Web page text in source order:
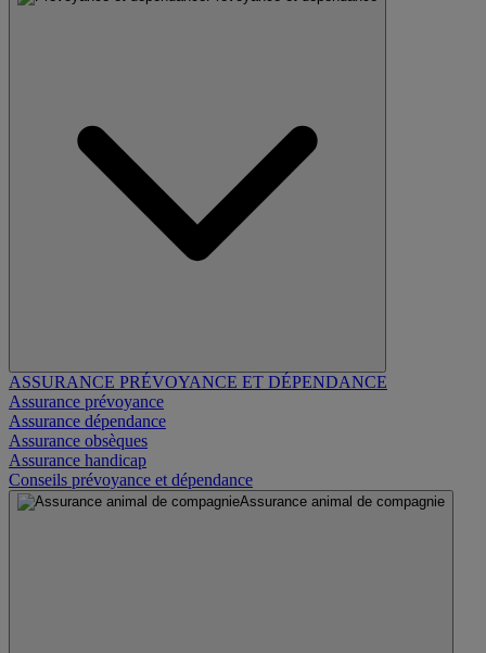
ASSURANCE PRÉVOYANCE ET DÉPENDANCE
Assurance prévoyance
Assurance dépendance
Assurance obsèques
Assurance handicap
Conseils prévoyance et dépendance
Assurance animal de compagnie